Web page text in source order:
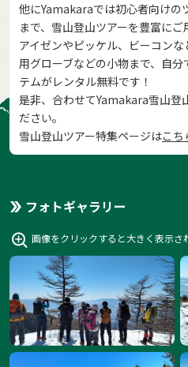
他にYamakaraでは初心者向けの
まで、雪山登山ツアーを豊富にご
アイゼンやピッケル、ビーコン
用グローブなどの小物まで、自
テムがレンタル無料です！
是非、合わせてYamakara雪山登
ださい。
雪山登山ツアー特集ページはこち
フォトギャラリー
画像をクリックすると大きく表示さ